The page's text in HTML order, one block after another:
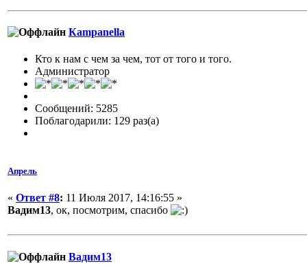
Кampanella
Кто к нам с чем за чем, тот от того и того.
Администратор
Сообщений: 5285
Поблагодарили: 129 раз(а)
Апрель
« Ответ #8: 11 Июля 2017, 14:16:55 »
Вадим13, ок, посмотрим, спасибо
Вадим13